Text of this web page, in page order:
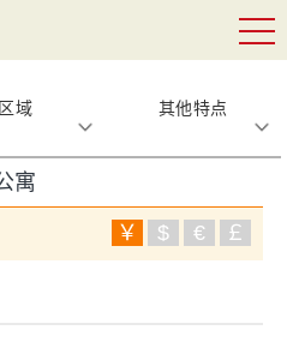
区域 其他特点
寓
￥ $ € ￡